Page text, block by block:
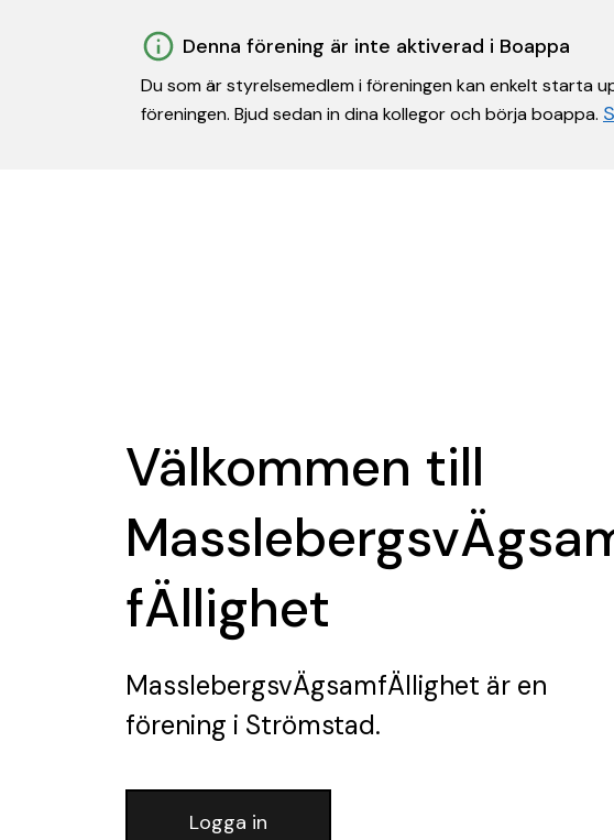
Denna förening är inte aktiverad i Boappa
Du som är styrelsemedlem i föreningen kan enkelt starta
föreningen. Bjud sedan in dina kollegor och börja boappa.
Välkommen till
fÄllighet
MasslebergsvÄgsamfÄllighet är en
förening i Strömstad.
Logga in